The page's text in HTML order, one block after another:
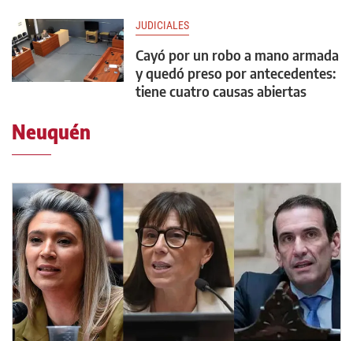
JUDICIALES
Cayó por un robo a mano armada
y quedó preso por antecedentes:
tiene cuatro causas abiertas
Neuquén